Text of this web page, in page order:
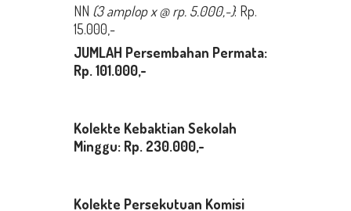
NN (3amplop x @ rp. 5.000,-): Rp.
15.000,-
JUMLAH Persembahan Permata:
Rp. 101.000,-
Kolekte Kebaktian Sekolah
Minggu: Rp. 230.000,-
Kolekte Persekutuan Komisi